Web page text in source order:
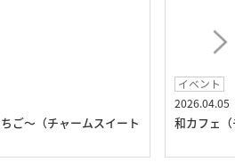
ご～（チャームスイート
イベント
2026.04.05
和カフェ